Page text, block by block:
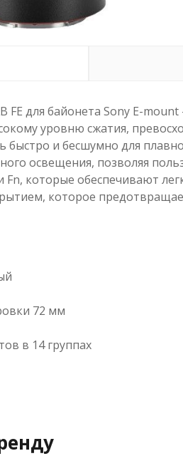
FE для байонета Sony E-
уровню сжатия,
и бесшумно для
освещения, позволяя
которые обеспечивают
которое
72 мм
в 14 группах